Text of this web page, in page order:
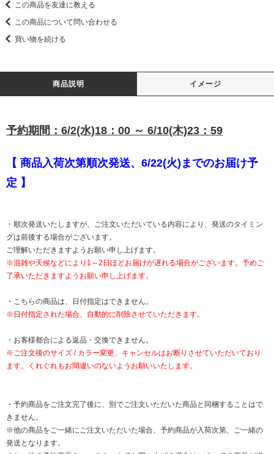
この商品を友達に教える
この商品について問い合わせる
買い物を続ける
商品説明 イメージ
予約期間：6/2(水)18：00 ～ 6/10(木)23：59
【 商品入荷次第順次発送、6/22(火)までのお届け予
定 】
・順次発送いたしますが、ご注文いただいている内容により、発送のタイミン
グは前後する場合がございます。
ご理解いただきますようお願い申し上げます。
※混雑や天候などにより1～2日ほどお届けが遅れる場合がございます。予めご
了承いただきますようお願い申し上げます。
・こちらの商品は、日付指定はできません。
※日付指定された場合、自動的に削除させていただきます。
・お客様都合による返品・交換できません。
※ご注文後のサイズ / カラー変更、キャンセルはお断りさせていただいており
ます。くれぐれもお間違いのないようお願いいたします。
・予約商品をご注文完了後に、別でご注文いただいた商品と同梱することはで
きません。
※他の商品をご一緒にご注文いただいた場合、予約商品が入荷次第、ご一緒の
発送となります。